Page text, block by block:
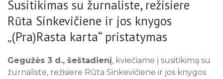
Atminimo ženklas
Telšiai. Atminties knyga
Ekskursijos
Žemaitiu gīvastis
Edukacijos
Ekskursijos
Apie muziejų
Lankytojams
Rainių tragedija: Atmintis gyva
Rugpjūtis 2026
1
Susitikimas su žurnaliste, režisiere
Rūta Sinkevičiene ir jos knygos
„(Pra)Rasta karta“ pristatymas
Gegužės 3 d., šeštadienį, kviečiame į susitikimą su
žurnaliste, režisiere Rūta Sinkevičiene ir jos knygos